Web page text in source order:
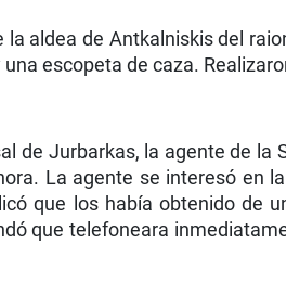
aldea de Antkalniskis del
escopeta de caza.
de Jurbarkas, la agente de la
La agente se interesó en
que los había obtenido de
que telefoneara
OBISPO TITULAR DE ANTARACO